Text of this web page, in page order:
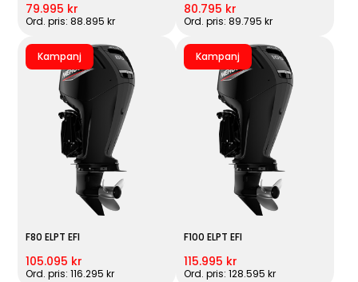
79.995 kr
Ord. pris: 88.895 kr
80.795 kr
Ord. pris: 89.795 kr
Kampanj
F80 ELPT EFI
105.095 kr
Ord. pris: 116.295 kr
Kampanj
F100 ELPT EFI
115.995 kr
Ord. pris: 128.595 kr